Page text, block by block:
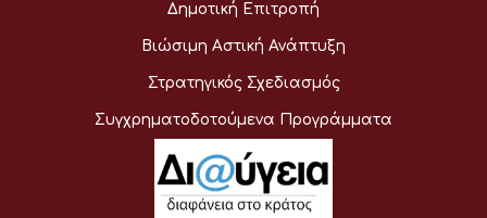
Δημοτική Επιτροπή
Βιώσιμη Αστική Ανάπτυξη
Στρατηγικός Σχεδιασμός
Συγχρηματοδοτούμενα Προγράμματα